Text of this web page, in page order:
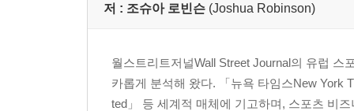
저 : 조슈아 로빈슨 (Joshua Robinson)
월스트리트저널Wall Street Journal의 유럽
카롭게 분석해 왔다. 「뉴욕 타임스New York
ted」 등 세계적 매체에 기고하며, 스포츠 비